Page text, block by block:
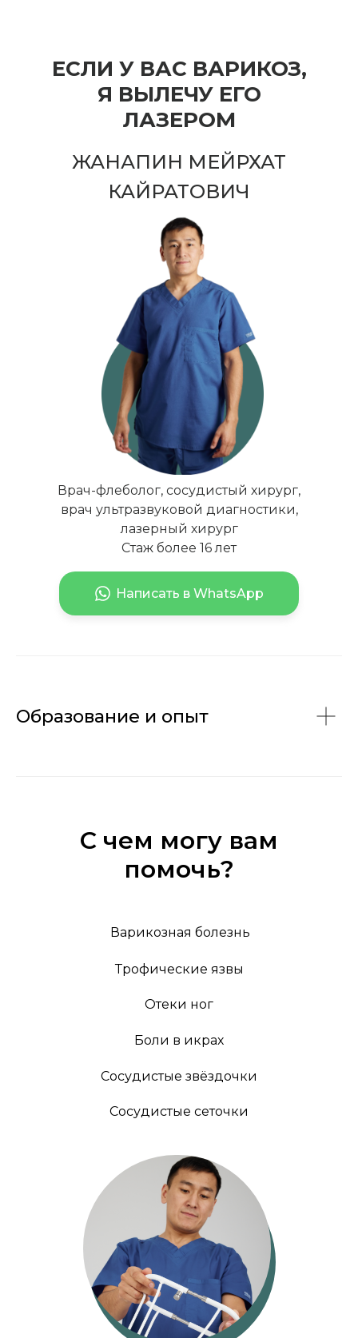
ЖАНАПИН МЕЙРХАТ
КАЙРАТОВИЧ
Врач-флеболог, сосудистый хирург,
врач ультразвуковой диагностики,
лазерный хирург
Стаж более 16 лет
ЕСЛИ У ВАС ВАРИКОЗ,
Я ВЫЛЕЧУ ЕГО
ЛАЗЕРОМ
Написать в WhatsApp
Образование и опыт
Варикозная болезнь
Трофические язвы
Сосудистые сеточки
Сосудистые звёздочки
Боли в икрах
Отеки ног
С чем могу вам
помочь?